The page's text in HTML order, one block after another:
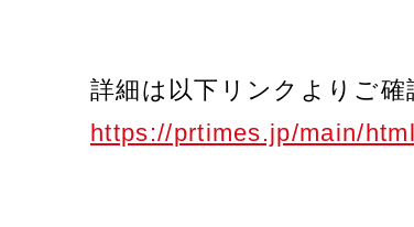
詳細は以下リンクよりご確
https://prtimes.jp/main/